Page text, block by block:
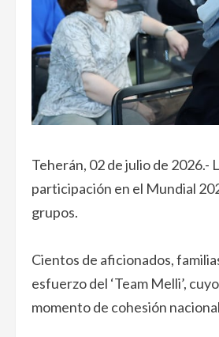
Teherán, 02 de julio de 2026.-
participación en el Mundial
grupos.
Cientos de aficionados,
esfuerzo del ‘Team Melli’,
momento de cohesión